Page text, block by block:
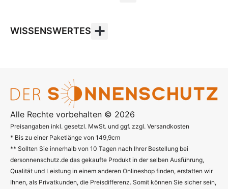
WISSENSWERTES
Alle Rechte vorbehalten © 2026
Preisangaben inkl. gesetzl. MwSt. und ggf. zzgl. Versandkosten
* Bis zu einer Paketlänge von 149,9cm
** Sollten Sie innerhalb von 10 Tagen nach Ihrer Bestellung bei
dersonnenschutz.de das gekaufte Produkt in der selben Ausführung,
Qualität und Leistung in einem anderen Onlineshop finden, erstatten wir
Ihnen, als Privatkunden, die Preisdifferenz. Somit können Sie sicher sein,